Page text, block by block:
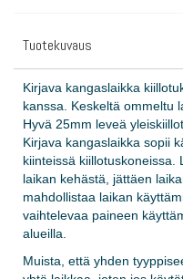
Tuotekuvaus
Kirjava kangaslaikka
kanssa. Keskeltä ommeltu
Hyvä 25mm leveä
Kirjava kangaslaikka sopii
kiinteissä kiillotuskoneissa.
laikan kehästä, jättäen
mahdollistaa laikan
vaihtelevaa paineen
alueilla.
Muista, että yhden